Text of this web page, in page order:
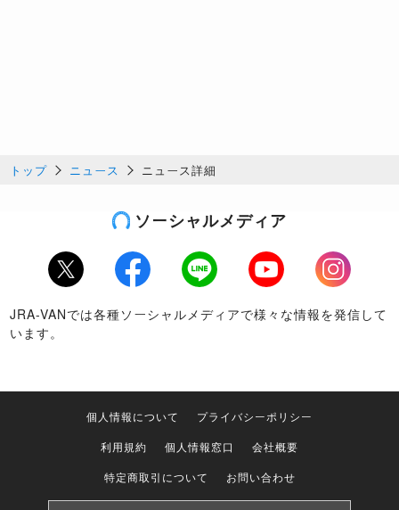
トップ ニュース ニュース詳細
ソーシャルメディア
Twitter Facebook LINE Youtube
Instagram
JRA-VANでは各種ソーシャルメディアで様々な情報を発信して
います。
個人情報について
プライバシーポリシー
利用規約
個人情報窓口
会社概要
特定商取引について
お問い合わせ